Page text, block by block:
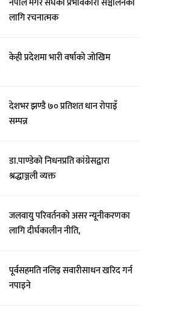
लागि रचनात्मक
केही प्रदेशमा भारी वर्षाको जोखिम
देशभर झण्डै ७० प्रतिशत धान रोपाइँ
सम्पन्न
डा.पाण्डेको निधनप्रति कांग्रेसद्वारा
श्रद्धाञ्जली व्यक्त
जलवायु परिवर्तनको असर न्यूनीकरणका
लागि दीर्घकालीन नीति,
पूर्वसहमति नलिइ सवारीसाधन खरिद गर्न
नपाइने